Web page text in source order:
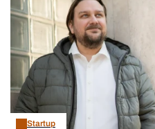
Startup